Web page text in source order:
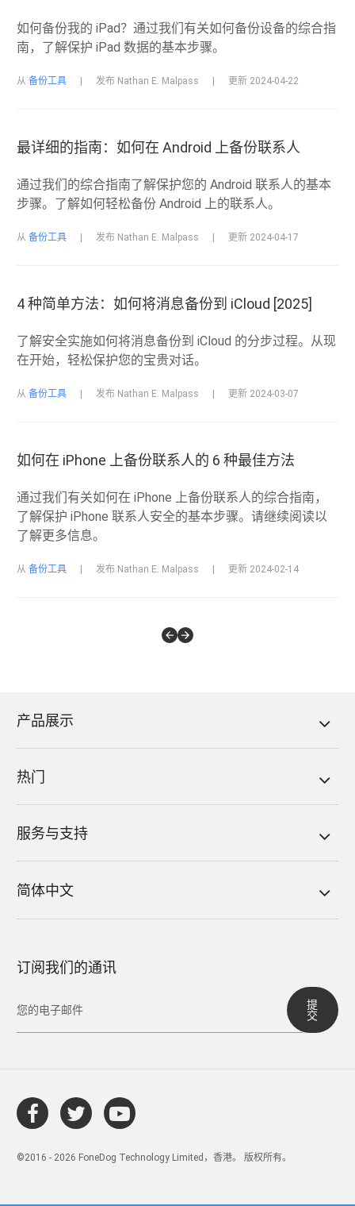
如何备份我的 iPad？通过我们有关如何备份设备的综合指
南，了解保护 iPad 数据的基本步骤。
从备份工具 发布 Nathan E. Malpass 更新 2024-04-22
最详细的指南：如何在 Android 上备份联系人
通过我们的综合指南了解保护您的 Android 联系人的基本
步骤。了解如何轻松备份 Android 上的联系人。
从备份工具 发布 Nathan E. Malpass 更新 2024-04-17
4 种简单方法：如何将消息备份到 iCloud [2025]
了解安全实施如何将消息备份到 iCloud 的分步过程。从现
在开始，轻松保护您的宝贵对话。
从备份工具 发布 Nathan E. Malpass 更新 2024-03-07
如何在 iPhone 上备份联系人的 6 种最佳方法
通过我们有关如何在 iPhone 上备份联系人的综合指南，
了解保护 iPhone 联系人安全的基本步骤。请继续阅读以
了解更多信息。
从备份工具 发布 Nathan E. Malpass 更新 2024-02-14
产品展示
热门
服务与支持
简体中文
订阅我们的通讯
提
交
©2016 - 2026 FoneDog Technology Limited，香港。 版权所有。